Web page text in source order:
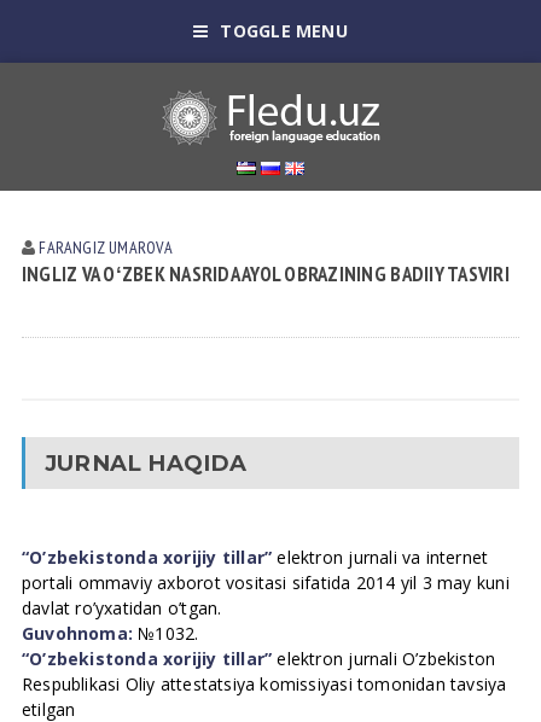
TOGGLE MENU
FARANGIZ UMАROVА
INGLIZ VA OʻZBEK NASRIDA AYOL OBRAZINING BADIIY TASVIRI
JURNAL HAQIDA
“O’zbekistonda xorijiy tillar” elektron jurnali va internet
portali ommaviy axborot vositasi sifatida 2014 yil 3 may kuni
davlat ro’yxatidan o’tgan.
Guvohnoma: №1032.
“O’zbekistonda xorijiy tillar” elektron jurnali O’zbekiston
Respublikasi Oliy attestatsiya komissiyasi tomonidan tavsiya
etilgan